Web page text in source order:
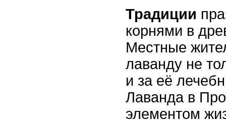
Традиции
корнями в
Местные
лаванду не
и за её
Лаванда в
элементом